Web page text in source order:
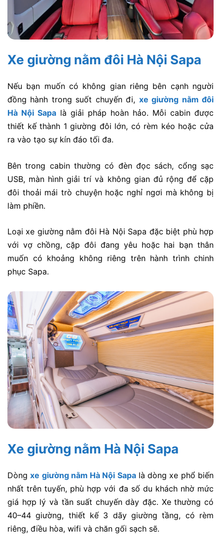
Xe giường nằm đôi Hà Nội Sapa
Nếu bạn muốn có không gian riêng bên cạnh người
đồng hành trong suốt chuyến đi, xe giường nằm đôi
Hà Nội Sapa là giải pháp hoàn hảo. Mỗi cabin được
thiết kế thành 1 giường đôi lớn, có rèm kéo hoặc cửa
ra vào tạo sự kín đáo tối đa.
Bên trong cabin thường có đèn đọc sách, cổng sạc
USB, màn hình giải trí và không gian đủ rộng để cặp
đôi thoải mái trò chuyện hoặc nghỉ ngơi mà không bị
làm phiền.
Loại xe giường nằm đôi Hà Nội Sapa đặc biệt phù hợp
với vợ chồng, cặp đôi đang yêu hoặc hai bạn thân
muốn có khoảng không riêng trên hành trình chinh
phục Sapa.
Xe giường nằm Hà Nội Sapa
Dòngxe giường nằm Hà Nội Sapalà dòng xe phổ biến
nhất trên tuyến, phù hợp với đa số du khách nhờ mức
giá hợp lý và tần suất chuyến dày đặc. Xe thường có
40–44 giường, thiết kế 3 dãy giường tầng, có rèm
riêng, điều hòa, wifi và chăn gối sạch sẽ.